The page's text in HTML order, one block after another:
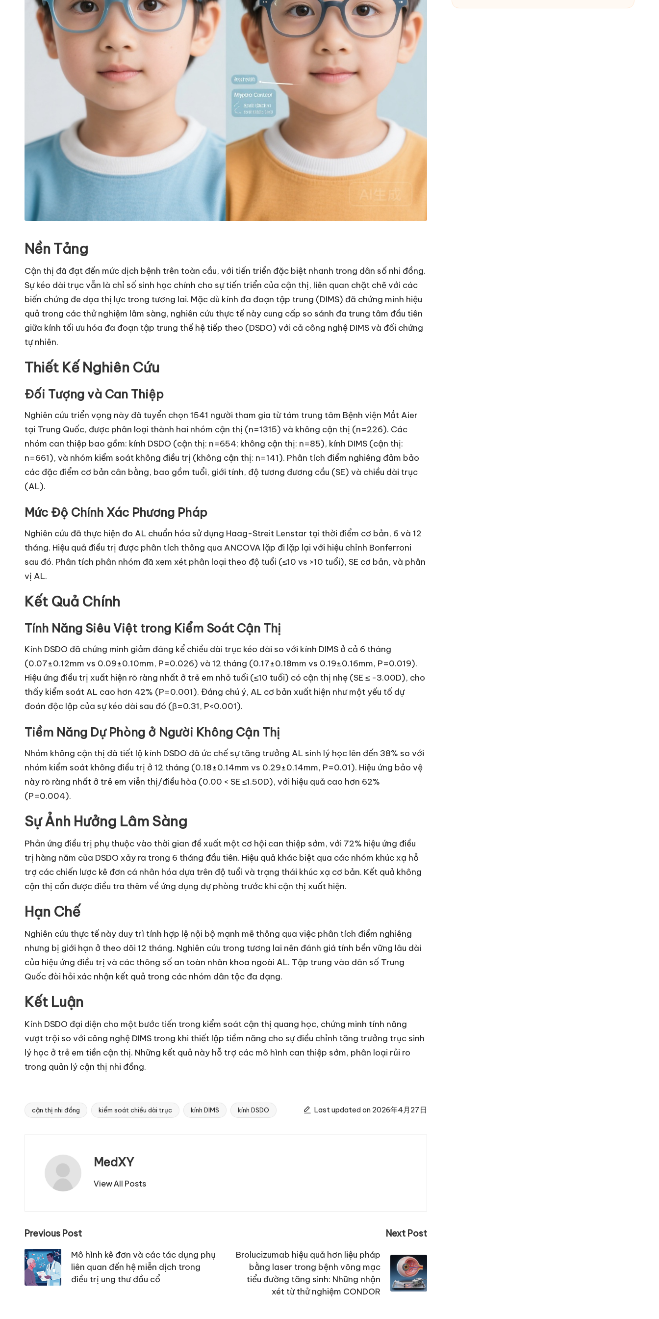
Nền Tảng
Cận thị đã đạt đến mức dịch bệnh trên toàn cầu, với tiến triển đặc biệt nhanh trong dân số nhi đồng.
Sự kéo dài trục vẫn là chỉ số sinh học chính cho sự tiến triển của cận thị, liên quan chặt chẽ với các
biến chứng đe dọa thị lực trong tương lai. Mặc dù kính đa đoạn tập trung (DIMS) đã chứng minh hiệu
quả trong các thử nghiệm lâm sàng, nghiên cứu thực tế này cung cấp so sánh đa trung tâm đầu tiên
giữa kính tối ưu hóa đa đoạn tập trung thế hệ tiếp theo (DSDO) với cả công nghệ DIMS và đối chứng
tự nhiên.
Thiết Kế Nghiên Cứu
Đối Tượng và Can Thiệp
Nghiên cứu triển vọng này đã tuyển chọn 1541 người tham gia từ tám trung tâm Bệnh viện Mắt Aier
tại Trung Quốc, được phân loại thành hai nhóm cận thị (n=1315) và không cận thị (n=226). Các
nhóm can thiệp bao gồm: kính DSDO (cận thị: n=654; không cận thị: n=85), kính DIMS (cận thị:
n=661), và nhóm kiểm soát không điều trị (không cận thị: n=141). Phân tích điểm nghiêng đảm bảo
các đặc điểm cơ bản cân bằng, bao gồm tuổi, giới tính, độ tương đương cầu (SE) và chiều dài trục
(AL).
Mức Độ Chính Xác Phương Pháp
Nghiên cứu đã thực hiện đo AL chuẩn hóa sử dụng Haag-Streit Lenstar tại thời điểm cơ bản, 6 và 12
tháng. Hiệu quả điều trị được phân tích thông qua ANCOVA lặp đi lặp lại với hiệu chỉnh Bonferroni
sau đó. Phân tích phân nhóm đã xem xét phân loại theo độ tuổi (≤10 vs >10 tuổi), SE cơ bản, và phân
vị AL.
Kết Quả Chính
Tính Năng Siêu Việt trong Kiểm Soát Cận Thị
Kính DSDO đã chứng minh giảm đáng kể chiều dài trục kéo dài so với kính DIMS ở cả 6 tháng
(0.07±0.12mm vs 0.09±0.10mm, P=0.026) và 12 tháng (0.17±0.18mm vs 0.19±0.16mm, P=0.019).
Hiệu ứng điều trị xuất hiện rõ ràng nhất ở trẻ em nhỏ tuổi (≤10 tuổi) có cận thị nhẹ (SE ≤ -3.00D), cho
thấy kiểm soát AL cao hơn 42% (P=0.001). Đáng chú ý, AL cơ bản xuất hiện như một yếu tố dự
đoán độc lập của sự kéo dài sau đó (β=0.31, P<0.001).
Tiềm Năng Dự Phòng ở Người Không Cận Thị
Nhóm không cận thị đã tiết lộ kính DSDO đã ức chế sự tăng trưởng AL sinh lý học lên đến 38% so với
nhóm kiểm soát không điều trị ở 12 tháng (0.18±0.14mm vs 0.29±0.14mm, P=0.01). Hiệu ứng bảo vệ
này rõ ràng nhất ở trẻ em viễn thị/điều hòa (0.00 < SE ≤1.50D), với hiệu quả cao hơn 62%
(P=0.004).
Sự Ảnh Hưởng Lâm Sàng
Phản ứng điều trị phụ thuộc vào thời gian đề xuất một cơ hội can thiệp sớm, với 72% hiệu ứng điều
trị hàng năm của DSDO xảy ra trong 6 tháng đầu tiên. Hiệu quả khác biệt qua các nhóm khúc xạ hỗ
trợ các chiến lược kê đơn cá nhân hóa dựa trên độ tuổi và trạng thái khúc xạ cơ bản. Kết quả không
cận thị cần được điều tra thêm về ứng dụng dự phòng trước khi cận thị xuất hiện.
Hạn Chế
Nghiên cứu thực tế này duy trì tính hợp lệ nội bộ mạnh mẽ thông qua việc phân tích điểm nghiêng
nhưng bị giới hạn ở theo dõi 12 tháng. Nghiên cứu trong tương lai nên đánh giá tính bền vững lâu dài
của hiệu ứng điều trị và các thông số an toàn nhãn khoa ngoài AL. Tập trung vào dân số Trung
Quốc đòi hỏi xác nhận kết quả trong các nhóm dân tộc đa dạng.
Kết Luận
Kính DSDO đại diện cho một bước tiến trong kiểm soát cận thị quang học, chứng minh tính năng
vượt trội so với công nghệ DIMS trong khi thiết lập tiềm năng cho sự điều chỉnh tăng trưởng trục sinh
lý học ở trẻ em tiền cận thị. Những kết quả này hỗ trợ các mô hình can thiệp sớm, phân loại rủi ro
trong quản lý cận thị nhi đồng.
Tags:
cận thị nhi đồng kiểm soát chiều dài trục kính DIMS kính DSDO Last updated on 2026年4月27日
MedXY
View All Posts
Post
navigation
Previous Post
Mô hình kê đơn và các tác dụng phụ
liên quan đến hệ miễn dịch trong
điều trị ung thư đầu cổ
Next Post
Brolucizumab hiệu quả hơn liệu pháp
bằng laser trong bệnh võng mạc
tiểu đường tăng sinh: Những nhận
xét từ thử nghiệm CONDOR